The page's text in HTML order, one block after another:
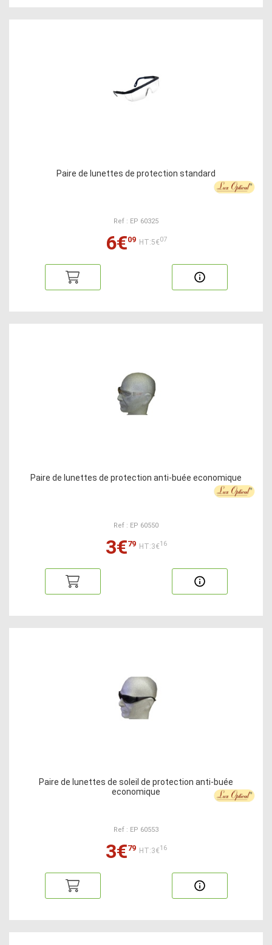
Paire de lunettes de protection standard
Ref : EP 60325
6€09 HT:5€07
Paire de lunettes de protection anti-buée economique
Ref : EP 60550
3€79 HT:3€16
Paire de lunettes de soleil de protection anti-buée
economique
Ref : EP 60553
3€79 HT:3€16